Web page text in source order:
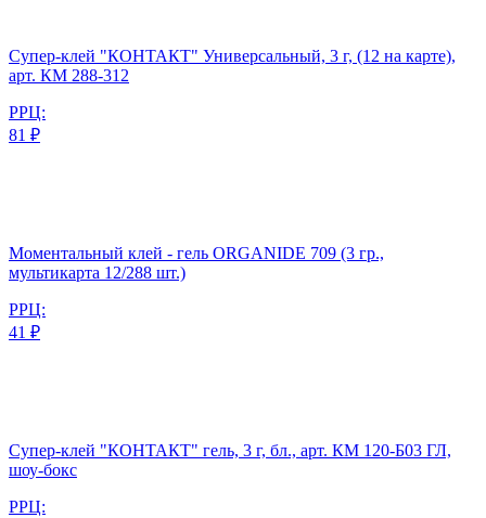
Супер-клей "КОНТАКТ" Универсальный, 3 г, (12 на карте),
арт. КМ 288-312
РРЦ:
81 ₽
Моментальный клей - гель ORGANIDE 709 (3 гр.,
мультикарта 12/288 шт.)
РРЦ:
41 ₽
Супер-клей "КОНТАКТ" гель, 3 г, бл., арт. КМ 120-Б03 ГЛ,
шоу-бокс
РРЦ: